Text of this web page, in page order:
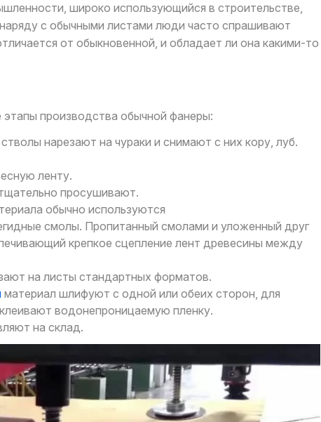
широко использующийся в строительстве,
с обычными листами люди часто спрашивают
от обыкновенной, и обладает ли она какими-то
производства обычной фанеры:
нарезают на чураки и снимают с них кору, луб.
ленту.
просушивают.
обычно используются
смолы. Пропитанный смолами и уложенный друг
крепкое сцепление лент древесины между
на листы стандартных форматов.
материал шлифуют с одной или обеих сторон, для
водонепроницаемую пленку.
на склад.